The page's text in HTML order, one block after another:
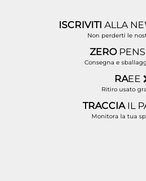
ISCRIVITI ALLA
Non perderti le
ZERO
Consegna e
RAEE
Ritiro usato
TRACCIA IL
Monitora la tua